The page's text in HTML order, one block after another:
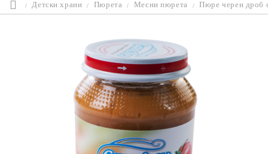
Детски храни Пюрета Месни пюрета Пюре черен дроб